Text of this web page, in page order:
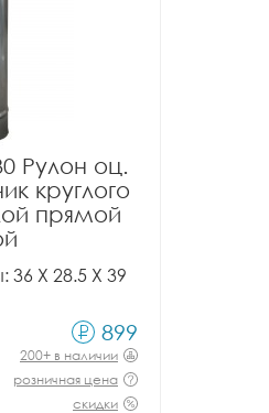
Рулон оц.
круглого
прямой
X 28.5 X 39
899
200+ в наличии
розничная цена
скидки